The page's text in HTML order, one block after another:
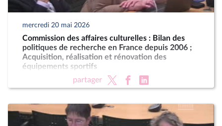
mercredi 20 mai 2026
Commission des affaires culturelles : Bilan des
politiques de recherche en France depuis 2006 ;
Acquisition, réalisation et rénovation des
équipements sportifs
partager